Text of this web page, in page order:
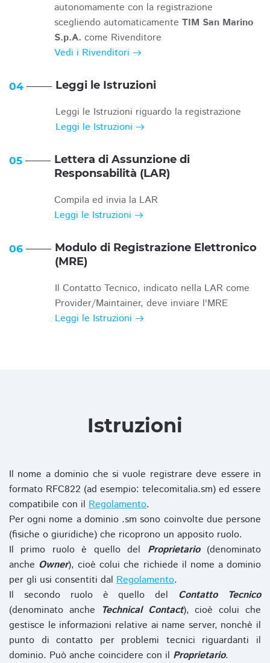
autonomamente con la registrazione
scegliendo automaticamente TIM San Marino
S.p.A. come Rivenditore
Vedi i Rivenditori
04 Leggi le Istruzioni
Leggi le Istruzioni riguardo la registrazione
Leggi le Istruzioni
05
Lettera di Assunzione di
Responsabilità (LAR)
Compila ed invia la LAR
Leggi le Istruzioni
06
Modulo di Registrazione Elettronico
(MRE)
Il Contatto Tecnico, indicato nella LAR come
Provider/Maintainer, deve inviare l'MRE
Leggi le Istruzioni
Istruzioni
Il nome a dominio che si vuole registrare deve essere in
formato RFC822 (ad esempio: telecomitalia.sm) ed essere
compatibile con il Regolamento.
Per ogni nome a dominio .sm sono coinvolte due persone
(fisiche o giuridiche) che ricoprono un apposito ruolo.
Il primo ruolo è quello del Proprietario(denominato
anche Owner), cioè colui che richiede il nome a dominio
per gli usi consentiti dal Regolamento.
Il secondo ruolo è quello del Contatto Tecnico
(denominato anche Technical Contact), cioè colui che
gestisce le informazioni relative ai name server, nonchè il
punto di contatto per problemi tecnici riguardanti il
dominio. Può anche coincidere con il Proprietario.